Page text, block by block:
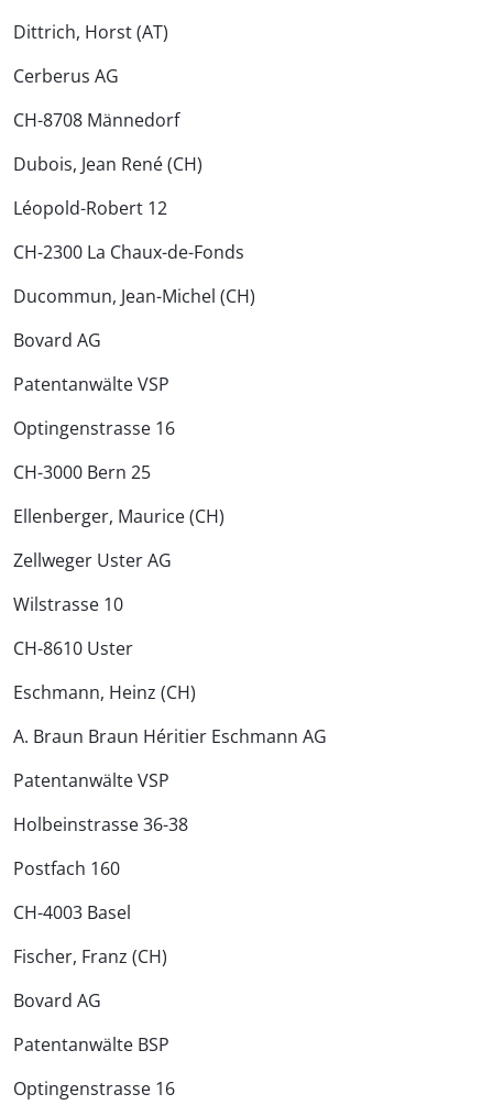
Dittrich, Horst (AT)
Cerberus AG
CH-8708 Männedorf
Dubois, Jean René (CH)
Léopold-Robert 12
CH-2300 La Chaux-de-Fonds
Ducommun, Jean-Michel (CH)
Bovard AG
Patentanwälte VSP
Optingenstrasse 16
CH-3000 Bern 25
Ellenberger, Maurice (CH)
Zellweger Uster AG
Wilstrasse 10
CH-8610 Uster
Eschmann, Heinz (CH)
A. Braun Braun Héritier Eschmann AG
Patentanwälte VSP
Holbeinstrasse 36-38
Postfach 160
CH-4003 Basel
Fischer, Franz (CH)
Bovard AG
Patentanwälte BSP
Optingenstrasse 16